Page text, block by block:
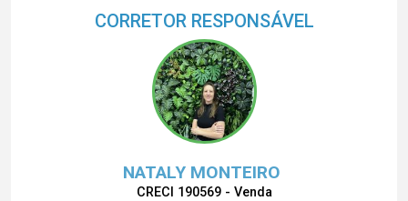
CORRETOR RESPONSÁVEL
NATALY MONTEIRO
CRECI 190569 - Venda